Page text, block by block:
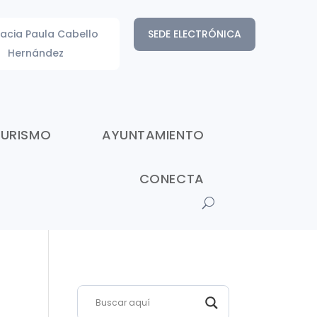
SEDE ELECTRÓNICA
Paula Cabello
Hernández
AYUNTAMIENTO
CONECTA